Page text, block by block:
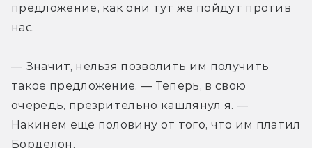
предложение, как они тут же пойдут против
нас.
— Значит, нельзя позволить им получить
такое предложение. — Теперь, в свою
очередь, презрительно кашлянул я. —
Накинем еще половину от того, что им платил
Борделон.